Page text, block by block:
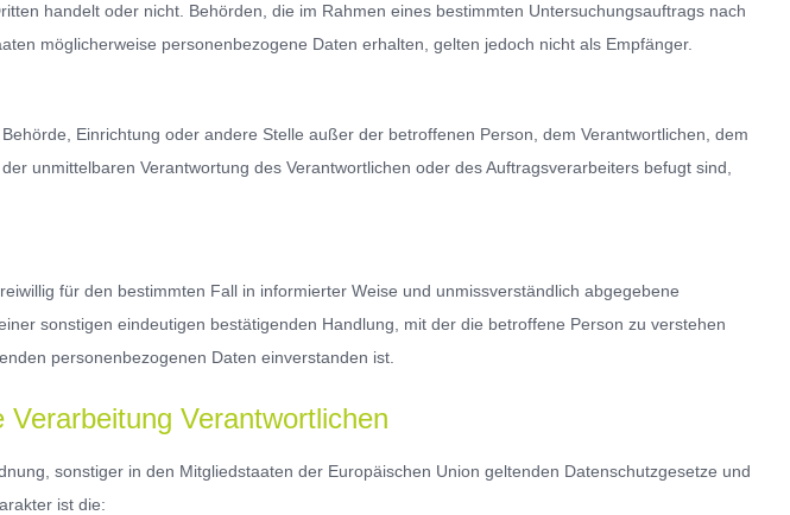
handelt oder nicht. Behörden, die im Rahmen eines bestimmten Untersuchungsauftrags nach
möglicherweise personenbezogene Daten erhalten, gelten jedoch nicht als Empfänger.
Einrichtung oder andere Stelle außer der betroffenen Person, dem Verantwortlichen, dem
unmittelbaren Verantwortung des Verantwortlichen oder des Auftragsverarbeiters befugt sind,
für den bestimmten Fall in informierter Weise und unmissverständlich abgegebene
sonstigen eindeutigen bestätigenden Handlung, mit der die betroffene Person zu verstehen
personenbezogenen Daten einverstanden ist.
Verantwortlichen
sonstiger in den Mitgliedstaaten der Europäischen Union geltenden Datenschutzgesetze und
ist die: